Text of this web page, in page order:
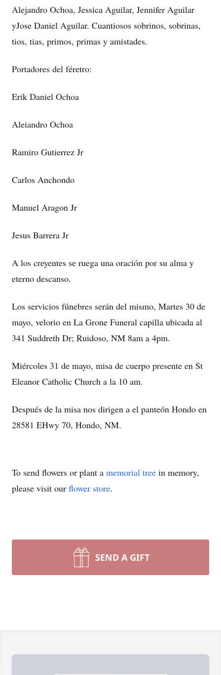
Alejandro Ochoa, Jessica Aguilar, Jennifer Aguilar
yJose Daniel Aguilar. Cuantiosos sobrinos, sobrinas,
tios, tias, primos, primas y amistades.
Portadores del féretro:
Erik Daniel Ochoa
Aleiandro Ochoa
Ramiro Gutierrez Jr
Carlos Anchondo
Manuel Aragon Jr
Jesus Barrera Jr
A los creyentes se ruega una oración por su alma y
eterno descanso.
Los servicios fúnebres serán del mismo, Martes 30 de
mayo, velorio en La Grone Funeral capilla ubicada al
341 Suddreth Dr; Ruidoso, NM 8am a 4pm.
Miércoles 31 de mayo, misa de cuerpo presente en St
Eleanor Catholic Church a la 10 am.
Después de la misa nos dirigen a el panteón Hondo en
28581 EHwy 70, Hondo, NM.
To send flowers or plant a memorial tree in memory,
please visit our flower store.
SEND A GIFT